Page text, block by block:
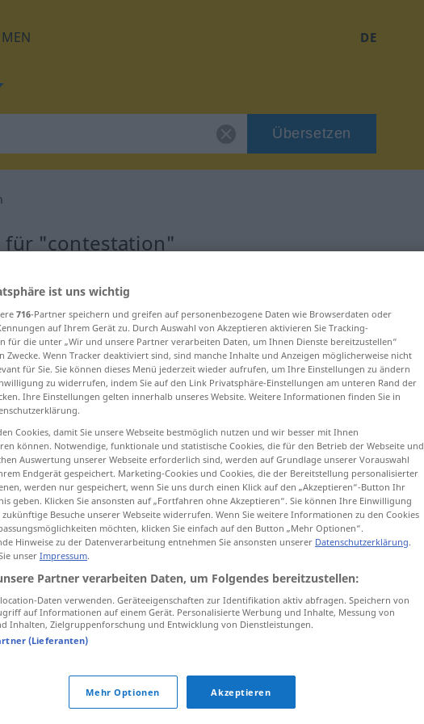
DE
Übersetzen
für "contestation"
Wortstreit, Disput
contestation battle, fight
ist uns wichtig
716-Partner speichern und greifen auf personenbezogene Daten wie Browserdaten oder
auf Ihrem Gerät zu. Durch Auswahl von Akzeptieren aktivieren Sie Tracking-
für die unter „Wir und unsere Partner verarbeiten Daten, um Ihnen Dienste bereitzustellen“
Zwecke. Wenn Tracker deaktiviert sind, sind manche Inhalte und Anzeigen möglicherweise nicht
für Sie. Sie können dieses Menü jederzeit wieder aufrufen, um Ihre Einstellungen zu ändern
zu widerrufen, indem Sie auf den Link Privatsphäre-Einstellungen am unteren Rand der
Ihre Einstellungen gelten innerhalb unseres Website. Weitere Informationen finden Sie in
Cookies, damit Sie unsere Webseite bestmöglich nutzen und wir besser mit Ihnen
können. Notwendige, funktionale und statistische Cookies, die für den Betrieb der Webseite und
Auswertung unserer Webseite erforderlich sind, werden auf Grundlage unserer Vorauswahl
Endgerät gespeichert. Marketing-Cookies und Cookies, die der Bereitstellung personalisierter
werden nur gespeichert, wenn Sie uns durch einen Klick auf den „Akzeptieren“-Button Ihr
geben. Klicken Sie ansonsten auf „Fortfahren ohne Akzeptieren“. Sie können Ihre Einwilligung
Besuche unserer Webseite widerrufen. Wenn Sie weitere Informationen zu den Cookies
möchten, klicken Sie einfach auf den Button „Mehr Optionen“.
Hinweise zu der Datenverarbeitung entnehmen Sie ansonsten unserer Datenschutzerklärung.
unser Impressum.
Partner verarbeiten Daten, um Folgendes bereitzustellen:
Daten verwenden. Geräteeigenschaften zur Identifikation aktiv abfragen. Speichern von
auf Informationen auf einem Gerät. Personalisierte Werbung und Inhalte, Messung von
Inhalten, Zielgruppenforschung und Entwicklung von Dienstleistungen.
(Lieferanten)
Mehr Optionen Akzeptieren